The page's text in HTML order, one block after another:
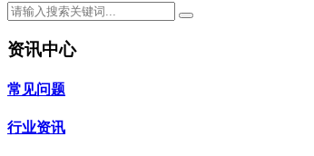
资讯中心
常见问题
行业资讯